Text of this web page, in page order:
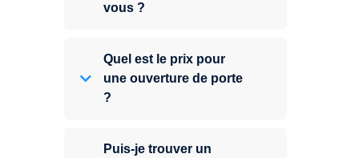
vous ?
Quel est le prix pour
une ouverture de porte
?
Puis-je trouver un